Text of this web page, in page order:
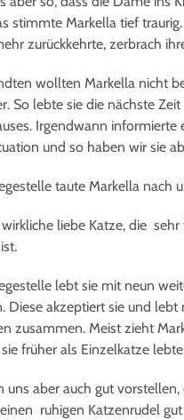
stimmte Markella tief
zurückkehrte, zerbrach
wollten Markella nicht
So lebte sie die nächste
Irgendwann informierte
und so haben wir sie
taute Markella nach
wirkliche liebe Katze, die
lebt sie mit neun
Diese akzeptiert sie und
zusammen. Meist zieht
früher als Einzelkatze
uns aber auch gut vorstellen,
ruhigen Katzenrudel